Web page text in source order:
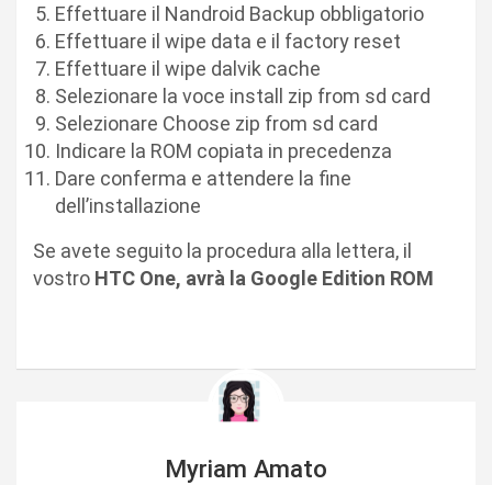
Effettuare il Nandroid Backup obbligatorio
Effettuare il wipe data e il factory reset
Effettuare il wipe dalvik cache
Selezionare la voce install zip from sd card
Selezionare Choose zip from sd card
Indicare la ROM copiata in precedenza
Dare conferma e attendere la fine
dell’installazione
Se avete seguito la procedura alla lettera, il
vostro HTC One, avrà la Google Edition ROM
Myriam Amato